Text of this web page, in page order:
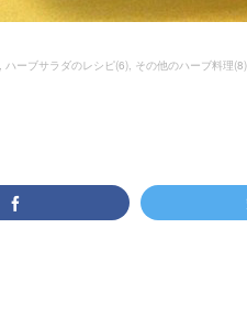
ハーブサラダのレシピ(6) その他のハーブ料理(8)